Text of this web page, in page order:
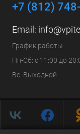
+7 (812)
Email:
График работы
Пн-Сб: с 11:00 до
Вс: Выходной